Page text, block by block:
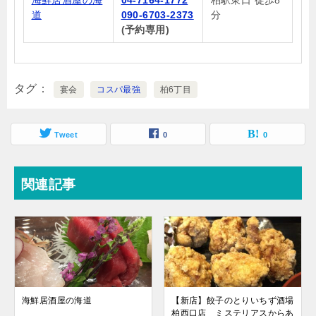
道
090-6703-2373
(予約専用)
分
タグ 宴会 コスパ最強 柏6丁目
Tweet 0 0
関連記事
海鮮居酒屋の海道
【新店】餃子のとりいちず酒場
柏西口店 ミステリアスからあ